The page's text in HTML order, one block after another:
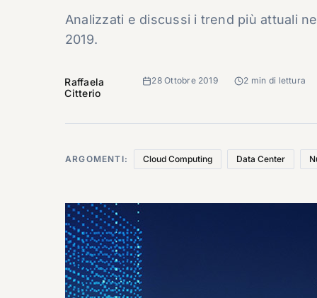
Analizzati e discussi i trend più attuali
2019.
Raffaela
Citterio
28 Ottobre 2019 2 min di lettura
ARGOMENTI: Cloud Computing Data Center